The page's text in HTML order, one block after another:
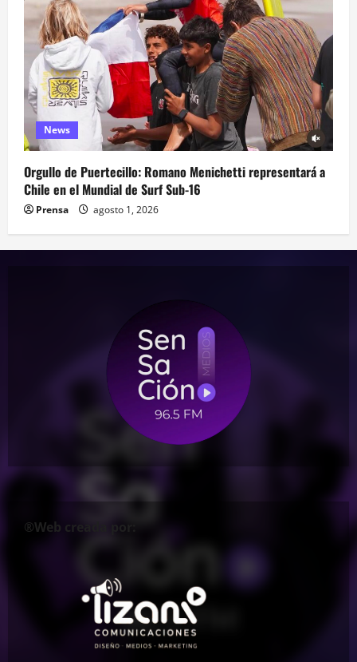
News
Orgullo de Puertecillo: Romano Menichetti representará a
Chile en el Mundial de Surf Sub-16
Prensa agosto 1, 2026
®Web creada por: